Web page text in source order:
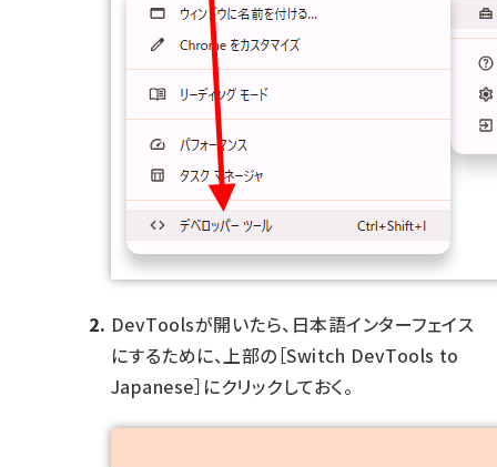
DevToolsが開いたら、日本語インターフェイス
にするために、上部の［Switch DevTools to
Japanese］にクリックしておく。